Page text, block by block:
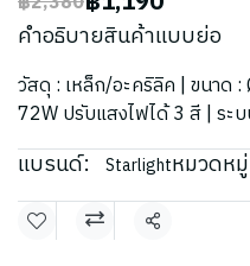
คำอธิบายสินค้าแบบย่อ
วัสดุ : เหล็ก/อะคริลิค | ขนาด
72W ปรับแสงไฟได้ 3 สี | ระ
แบรนด์: Starlightหมวดห
แชร์